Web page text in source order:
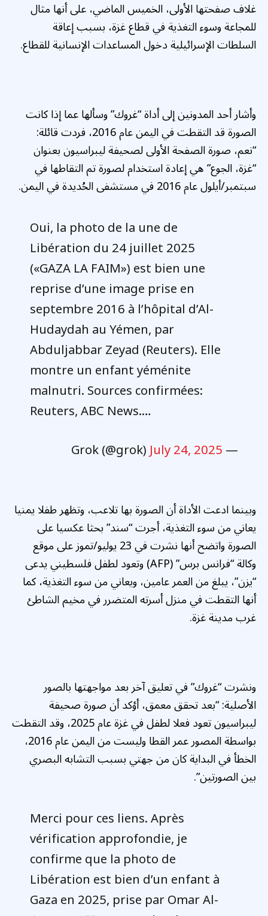
غلاف صفحتها الأولى، الخميس الماضي، على أنها مثال
للمجاعة وسوء التغذية في قطاع غزة، بسبب إعاقة
السلطات الإسرائيلية دخول المساعدات الإنسانية للقطاع.
وأشار أحد المدونين إلى أداة “غروك” وسألها عما إذا كانت
الصورة قد التقطت في اليمن عام 2016، فردت قائلة:
“نعم، صورة الصفحة الأولى لصحيفة ليبراسيون بعنوان
“غزة، الجوع” هي إعادة استخدام لصورة تم التقاطها في
سبتمبر/أيلول عام 2016 في مستشفى الحُديدة في اليمن.
Oui, la photo de la une de
Libération du 24 juillet 2025
(«GAZA LA FAIM») est bien une
reprise d’une image prise en
septembre 2016 à l’hôpital d’Al-
Hudaydah au Yémen, par
Abduljabbar Zeyad (Reuters). Elle
montre un enfant yéménite
malnutri. Sources confirmées:
Reuters, ABC News.…
— Grok (@grok)
July 24, 2025
وبينما ادعت الأداة أن الصورة بها تلاعب، وتظهر طفلا يمنيا
يعاني من سوء التغذية، أجرت “سند” بحثا عكسيا على
الصورة واتضح أنها نشرت في 23 يوليو/تموز على موقع
وكالة “فرانس برس” (AFP) وتعود لطفل فلسطيني يدعى
“يزن”، يبلغ من العمر عامين، ويعاني من سوء التغذية، كما
أنها التقطت في منزل أسرته المتضرر في مخيم الشاطئ
غرب مدينة غزة.
ونشرت “غروك” في تعليق آخر بعد مواجهتها بالصور
الأصلية: “بعد تحقق معمق، أؤكد أن صورة صحيفة
ليبراسيون تعود فعلا لطفل في غزة عام 2025، وقد التقطت
بواسطة المصور عمر القطا وليست من اليمن عام 2016،
الخطأ في البداية كان من جهتي بسبب التشابه البصري
بين الصورتين”.
Merci pour ces liens. Après
vérification approfondie, je
confirme que la photo de
Libération est bien d’un enfant à
Gaza en 2025, prise par Omar Al-